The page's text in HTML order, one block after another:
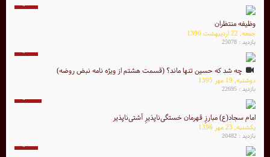
وظیفه منتظران
جمعه, 22 ارديبهشت 1396
بازدید : 25078
چه شد که حسین تنها ماند؟ (قسمت هشتم از ویژه نامه نبض روضه)
دوشنبه, 19 مهر 1395
بازدید : 22695
امام سجاد(ع) مبارزِ قهرمان خستگى‌ناپذیرِ آشتى‌ناپذیر
یکشنبه, 23 مهر 1396
بازدید : 20482